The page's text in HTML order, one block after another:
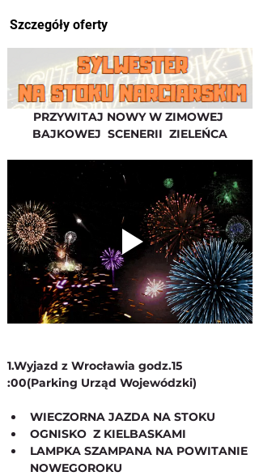
Szczegóły oferty
PRZYWITAJ NOWY W ZIMOWEJ
BAJKOWEJ  SCENERII  ZIELEŃCA
1.Wyjazd z Wrocławia godz.15
:00(Parking Urząd Wojewódzki)
WIECZORNA JAZDA NA STOKU
OGNISKO  Z KIELBASKAMI
LAMPKA SZAMPANA NA POWITANIE
NOWEGOROKU